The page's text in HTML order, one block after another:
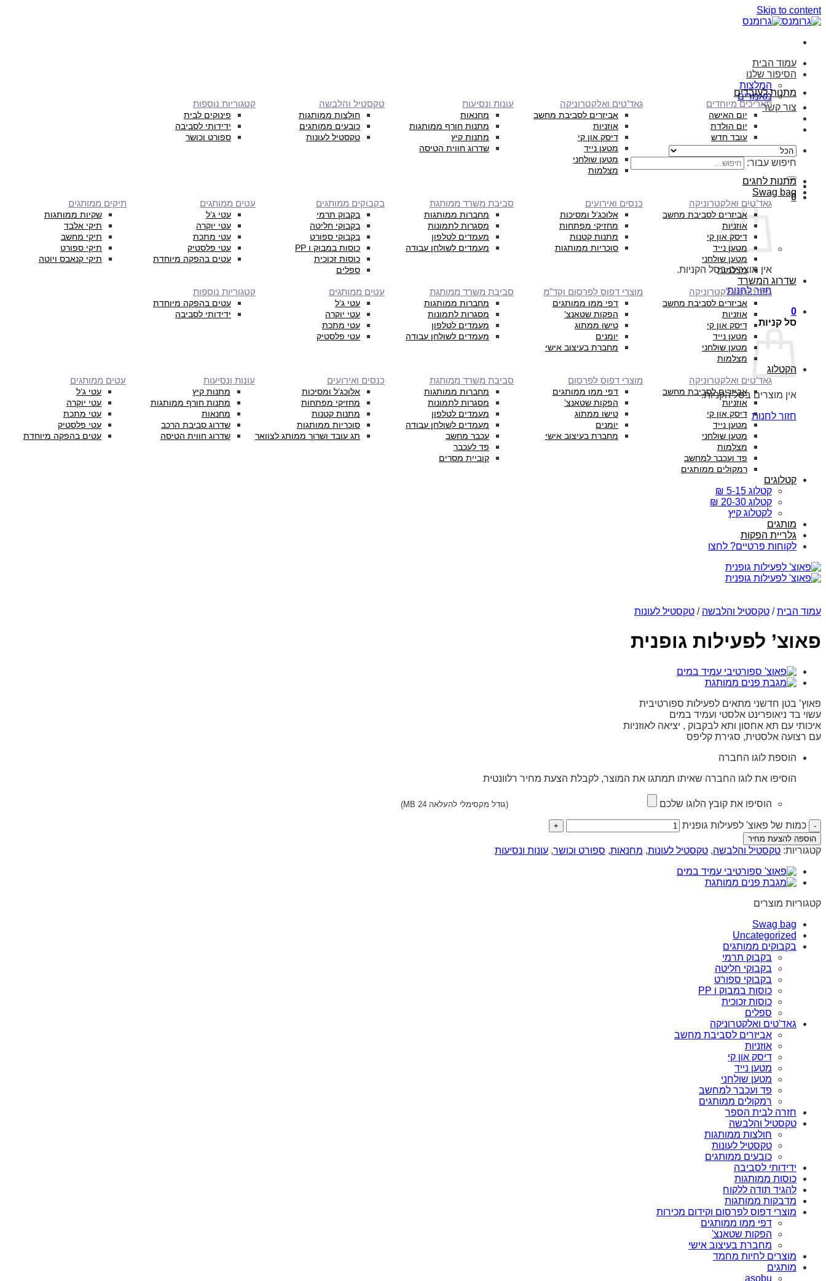
Skip to content
עמוד הבית
הסיפור שלנו
המלצות
מאמרים
צור קשר
חיפוש עבור:
0
אין מוצרים בסל הקניות.
חזור לחנות
0
סל קניות
אין מוצרים בסל הקניות.
חזור לחנות
מתנות לעובדים
תאריכים מיוחדים
יום האישה
יום הולדת
עובד חדש
גאד’טים ואלקטרוניקה
אביזרים לסביבת מחשב
אוזניות
דיסק און קי
מטען נייד
מטען שולחני
מצלמות
עונות ונסיעות
מחנאות
מתנות חורף ממותגות
מתנות קיץ
שדרוג חווית הטיסה
טקסטיל והלבשה
חולצות ממותגות
כובעים ממותגים
טקסטיל לעונות
קטגוריות נוספות
פינוקים לבית
ידידותי לסביבה
ספורט וכושר
מתנות לחגים
Swag bag
גאד’טים ואלקטרוניקה
אביזרים לסביבת מחשב
אוזניות
דיסק און קי
מטען נייד
מטען שולחני
מצלמות
כנסים ואירועים
אלוכג’ל ומסיכות
מחזיקי מפתחות
מתנות קטנות
סוכריות ממותגות
סביבת משרד ממותגת
מחברות ממותגות
מסגרות לתמונות
מעמדים לטלפון
מעמדים לשולחן עבודה
בקבוקים ממותגים
בקבוק תרמי
בקבוקי חליטה
בקבוקי ספורט
כוסות במבוק ו PP
כוסות זכוכית
ספלים
עטים ממותגים
עטי ג’ל
עטי יוקרה
עטי מתכת
עטי פלסטיק
עטים בהפקה מיוחדת
תיקים ממותגים
שקיות ממותגות
תיקי אלבד
תיקי מחשב
תיקי ספורט
תיקי קנאבס ויוטה
שדרוג המשרד
גאד’טים ואלקטרוניקה
אביזרים לסביבת מחשב
אוזניות
דיסק און קי
מטען נייד
מטען שולחני
מצלמות
מוצרי דפוס לפרסום וקד”מ
דפי ממו ממותגים
הפקות שטאנצ’
טישו ממתוג
יומנים
מחברת בעיצוב אישי
סביבת משרד ממותגת
מחברות ממותגות
מסגרות לתמונות
מעמדים לטלפון
מעמדים לשולחן עבודה
עטים ממותגים
עטי ג’ל
עטי יוקרה
עטי מתכת
עטי פלסטיק
קטגוריות נוספות
עטים בהפקה מיוחדת
ידידותי לסביבה
הקטלוג
גאד’טים ואלקטרוניקה
אביזרים לסביבת מחשב
אוזניות
דיסק און קי
מטען נייד
מטען שולחני
מצלמות
פד ועכבר למחשב
רמקולים ממותגים
מוצרי דפוס לפרסום
דפי ממו ממותגים
הפקות שטאנצ’
טישו ממתוג
יומנים
מחברת בעיצוב אישי
סביבת משרד ממותגת
מחברות ממותגות
מסגרות לתמונות
מעמדים לטלפון
מעמדים לשולחן עבודה
עכבר מחשב
פד לעכבר
קוביית מסרים
כנסים ואירועים
אלוכג’ל ומסיכות
מחזיקי מפתחות
מתנות קטנות
סוכריות ממותגות
תג עובד ושרוך ממותג לצוואר
עונות ונסיעות
מתנות קיץ
מתנות חורף ממותגות
מחנאות
שדרוג סביבת הרכב
שדרוג חווית הטיסה
עטים ממותגים
עטי ג’ל
עטי יוקרה
עטי מתכת
עטי פלסטיק
עטים בהפקה מיוחדת
קטלוגים
קטלוג 5-15 ₪
קטלוג 20-30 ₪
לקטלוג קיץ
מותגים
גלריית הפקות
לקוחות פרטיים? לחצו
עמוד הבית / טקסטיל והלבשה / טקסטיל לעונות
פאוצ’ לפעילות גופנית
פאוץ’ בטן חדשני מתאים לפעילות ספורטיבית
עשוי בד ניאופרינט אלסטי ועמיד במים
איכותי עם תא אחסון ותא לבקבוק , יציאה לאוזניות
עם רצועה אלסטית, סגירת קליפס
הוספת לוגו החברה
הוסיפו את לוגו החברה שאיתו תמתגו את המוצר, לקבלת הצעת מחיר רלוונטית
הוסיפו את קובץ הלוגו שלכם (גודל מקסימלי להעלאה 24 MB)
כמות של פאוצ' לפעילות גופנית
הוספה להצעת מחיר
קטגוריות: טקסטיל והלבשה, טקסטיל לעונות, מחנאות, ספורט וכושר, עונות ונסיעות
קטגוריות מוצרים
Swag bag
Uncategorized
בקבוקים ממותגים
בקבוק תרמי
בקבוקי חליטה
בקבוקי ספורט
כוסות במבוק ו PP
כוסות זכוכית
ספלים
גאד'טים ואלקטרוניקה
אביזרים לסביבת מחשב
אוזניות
דיסק און קי
מטען נייד
מטען שולחני
פד ועכבר למחשב
רמקולים ממותגים
חזרה לבית הספר
טקסטיל והלבשה
חולצות ממותגות
טקסטיל לעונות
כובעים ממותגים
ידידותי לסביבה
כוסות ממותגות
להגיד תודה ללקוח
מדבקות ממותגות
מוצרי דפוס לפרסום וקידום מכירות
דפי ממו ממותגים
הפקות שטאנצ'
מחברת בעיצוב אישי
מוצרים לחיות מחמד
מותגים
asobu